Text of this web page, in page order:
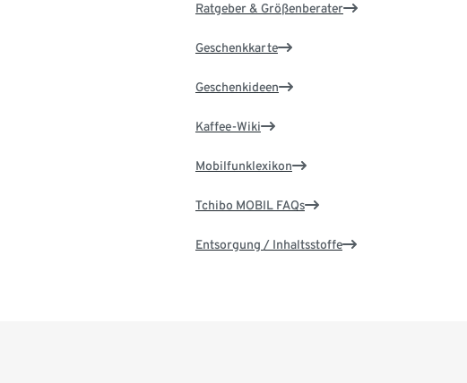
Ratgeber & Größenberater
Geschenkkarte
Geschenkideen
Kaffee-Wiki
Mobilfunklexikon
Tchibo MOBIL FAQs
Entsorgung / Inhaltsstoffe